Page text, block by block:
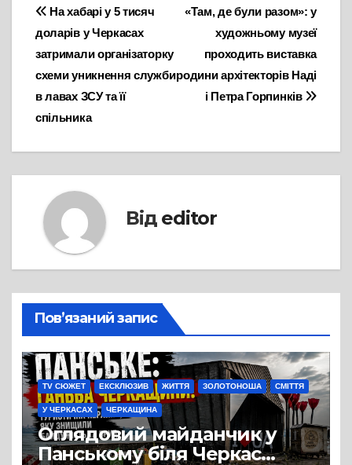
Навігація
записів
«Там, де були разом»: у
художньому музеї
проходить виставка
родини архітекторів Наді
і Петра Горпинків
На хабарі у 5 тисяч
доларів у Черкасах
затримали організаторку
схеми уникнення служби
в лавах ЗСУ та її
спільника
Від editor
Пов’язаний запис
TV СЮЖЕТ ЕКСКЛЮЗИВ ЖИТТЯ ЗОЛОТОНОША СМІТТЯ
У ЧЕРКАСАХ ЧЕРКАЩИНА
Оглядовий майданчик у
Панському біля Черкас